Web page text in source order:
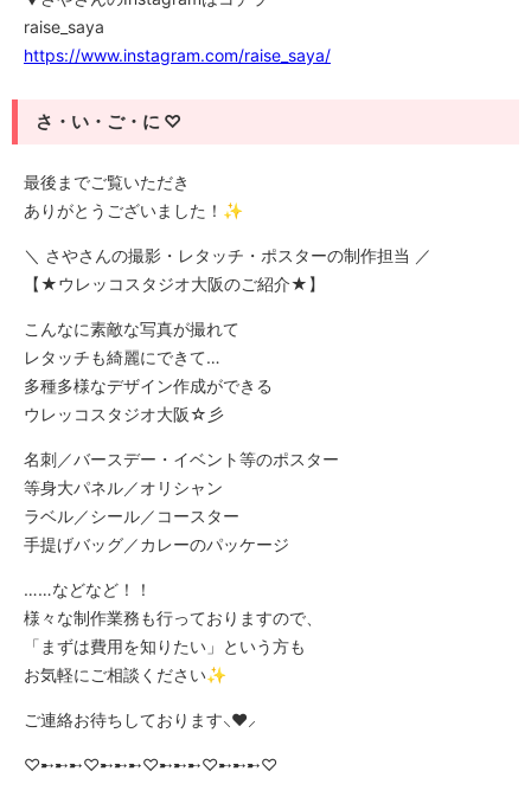
raise_saya
https://www.instagram.com/raise_saya/
さ・い・ご・に ♡
最後までご覧いただき
ありがとうございました！✨
＼ さやさんの撮影・レタッチ・ポスターの制作担当 ／
【★ウレッコスタジオ大阪のご紹介★】
こんなに素敵な写真が撮れて
レタッチも綺麗にできて…
多種多様なデザイン作成ができる
ウレッコスタジオ大阪☆彡
名刺／バースデー・イベント等のポスター
等身大パネル／オリシャン
ラベル／シール／コースター
手提げバッグ／カレーのパッケージ
……などなど！！
様々な制作業務も行っておりますので、
「まずは費用を知りたい」という方も
お気軽にご相談ください✨
ご連絡お待ちしております⸜❤︎⸝
♡➸➸➸♡➸➸➸♡➸➸➸♡➸➸➸♡